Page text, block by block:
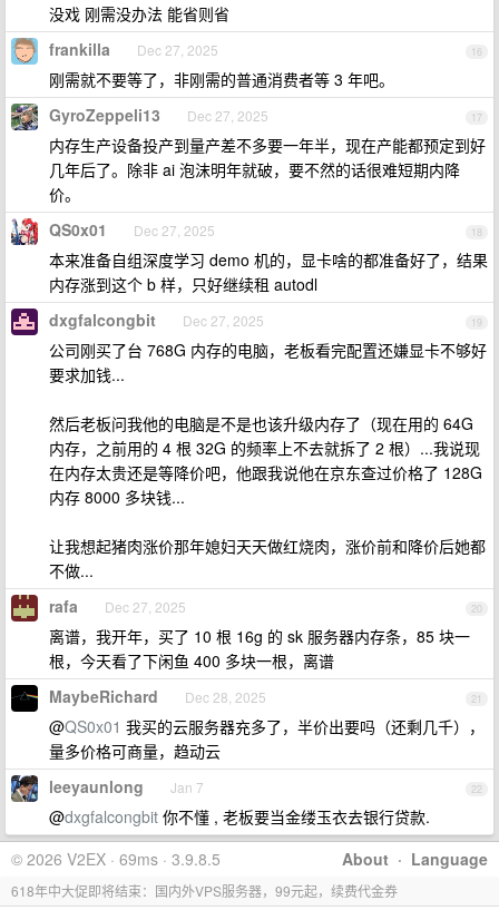
没戏 刚需没办法 能省则省
16
frankilla Dec 27, 2025
刚需就不要等了，非刚需的普通消费者等 3 年吧。
17
GyroZeppeli13 Dec 27, 2025
内存生产设备投产到量产差不多要一年半，现在产能都预定到好
几年后了。除非 ai 泡沫明年就破，要不然的话很难短期内降
价。
18
QS0x01 Dec 27, 2025
本来准备自组深度学习 demo 机的，显卡啥的都准备好了，结果
内存涨到这个 b 样，只好继续租 autodl
19
dxgfalcongbit Dec 27, 2025
公司刚买了台 768G 内存的电脑，老板看完配置还嫌显卡不够好
要求加钱...
然后老板问我他的电脑是不是也该升级内存了（现在用的 64G
内存，之前用的 4 根 32G 的频率上不去就拆了 2 根）...我说现
在内存太贵还是等降价吧，他跟我说他在京东查过价格了 128G
内存 8000 多块钱...
让我想起猪肉涨价那年媳妇天天做红烧肉，涨价前和降价后她都
不做...
20
rafa Dec 27, 2025
离谱，我开年，买了 10 根 16g 的 sk 服务器内存条，85 块一
根，今天看了下闲鱼 400 多块一根，离谱
21
MaybeRichard Dec 28, 2025
@QS0x01 我买的云服务器充多了，半价出要吗（还剩几千），
量多价格可商量，趋动云
22
leeyaunlong Jan 7
@dxgfalcongbit 你不懂 , 老板要当金缕玉衣去银行贷款.
About · Language
© 2026 V2EX · 69ms · 3.9.8.5
618年中大促即将结束：国内外VPS服务器，99元起，续费代金券